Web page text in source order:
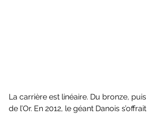
La carrière est linéaire. Du bronze, puis
de l’Or. En 2012, le géant Danois s’offrait